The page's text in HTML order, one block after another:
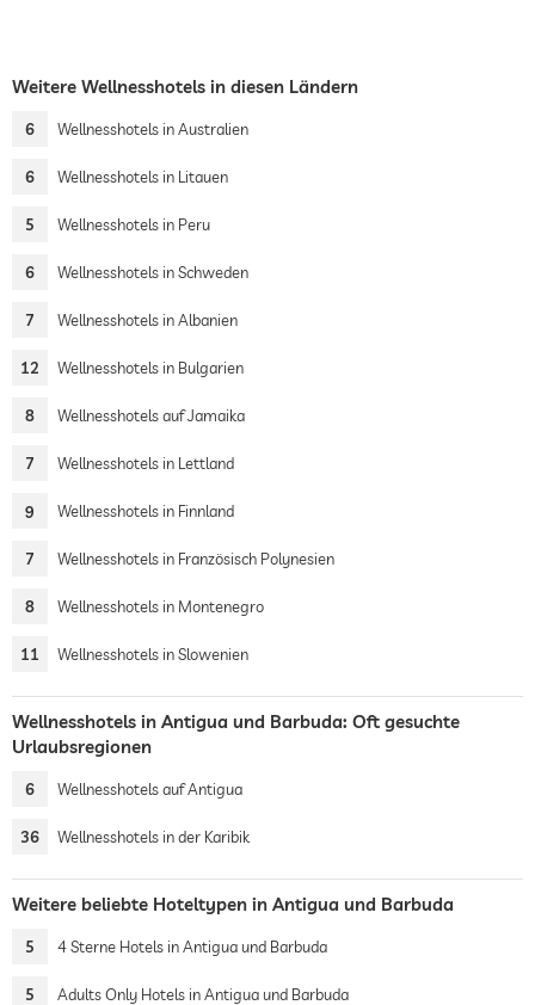
Weitere Wellnesshotels in diesen Ländern
6 Wellnesshotels in Australien
6 Wellnesshotels in Litauen
5 Wellnesshotels in Peru
6 Wellnesshotels in Schweden
7 Wellnesshotels in Albanien
12 Wellnesshotels in Bulgarien
8 Wellnesshotels auf Jamaika
7 Wellnesshotels in Lettland
9 Wellnesshotels in Finnland
7 Wellnesshotels in Französisch Polynesien
8 Wellnesshotels in Montenegro
11 Wellnesshotels in Slowenien
Wellnesshotels in Antigua und Barbuda: Oft gesuchte
Urlaubsregionen
6 Wellnesshotels auf Antigua
36 Wellnesshotels in der Karibik
Weitere beliebte Hoteltypen in Antigua und Barbuda
5 4 Sterne Hotels in Antigua und Barbuda
5 Adults Only Hotels in Antigua und Barbuda